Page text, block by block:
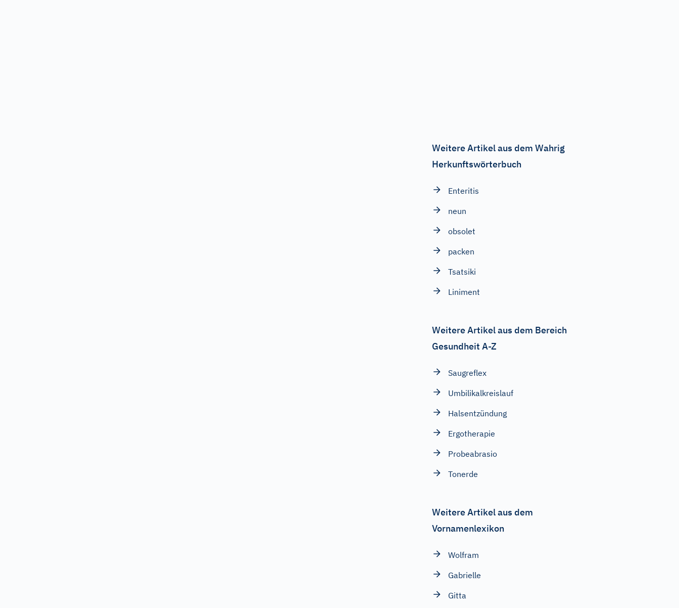
Weitere Artikel aus dem Wahrig
Herkunftswörterbuch
Enteritis
neun
obsolet
packen
Tsatsiki
Liniment
Weitere Artikel aus dem Bereich
Gesundheit A-Z
Saugreflex
Umbilikalkreislauf
Halsentzündung
Ergotherapie
Probeabrasio
Tonerde
Weitere Artikel aus dem
Vornamenlexikon
Wolfram
Gabrielle
Gitta